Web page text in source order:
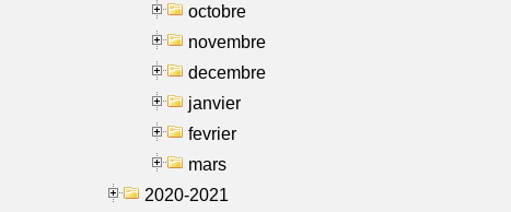
octobre
novembre
decembre
janvier
fevrier
mars
2020-2021